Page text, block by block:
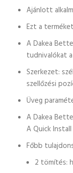
Ajánlott
Ezt a
A Dakea
tudnivalókat
Szerkezet:
szellőzési
Üveg
A Dakea
A Quick
Főbb
2 tömítés: